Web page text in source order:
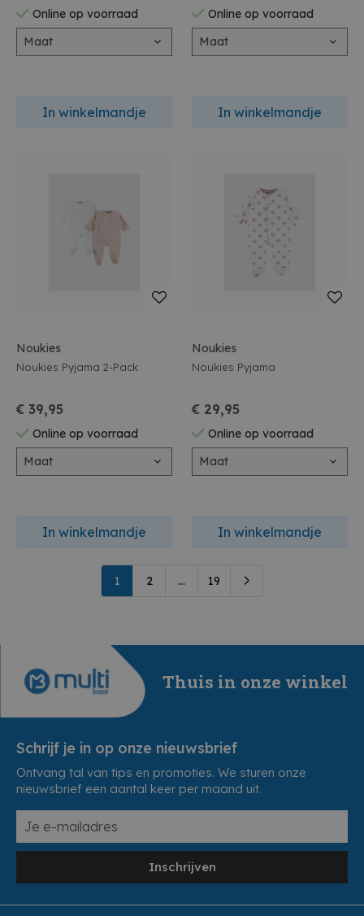
Online op voorraad
Maat
In winkelmandje
Online op voorraad
Maat
In winkelmandje
Noukies
Noukies Pyjama 2-Pack
€ 39,95
Online op voorraad
Maat
In winkelmandje
Noukies
Noukies Pyjama
€ 29,95
Online op voorraad
Maat
In winkelmandje
1 2 ... 19
Thuis in onze winkel
Schrijf je in op onze nieuwsbrief
Ontvang tal van tips en promoties. We sturen onze
nieuwsbrief een aantal keer per maand uit.
Inschrijven